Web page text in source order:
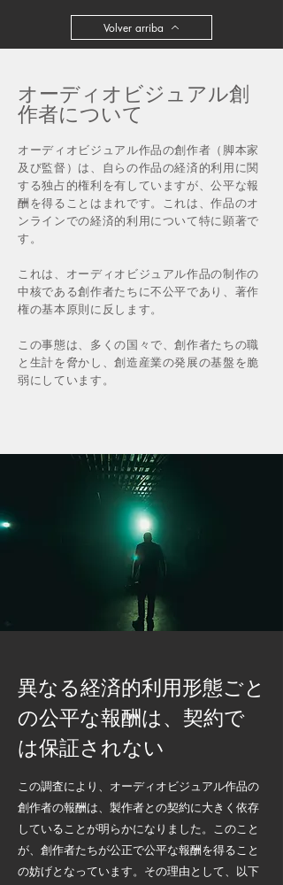
Volver arriba
オーディオビジュアル創
作者について
オーディオビジュアル作品の創作者（脚本家
及び監督）は、自らの作品の経済的利用に関
する独占的権利を有していますが、公平な報
酬を得ることはまれです。これは、作品のオ
ンラインでの経済的利用について特に顕著で
す。
これは、オーディオビジュアル作品の制作の
中核である創作者たちに不公平であり、著作
権の基本原則に反します。
この事態は、多くの国々で、創作者たちの職
と生計を脅かし、創造産業の発展の基盤を脆
弱にしています。
異なる経済的利用形態ごと
の公平な報酬は、契約で
は保証されない
この調査により、オーディオビジュアル作品の
創作者の報酬は、製作者との契約に大きく依存
していることが明らかになりました。このこと
が、創作者たちが公正で公平な報酬を得ること
の妨げとなっています。その理由として、以下